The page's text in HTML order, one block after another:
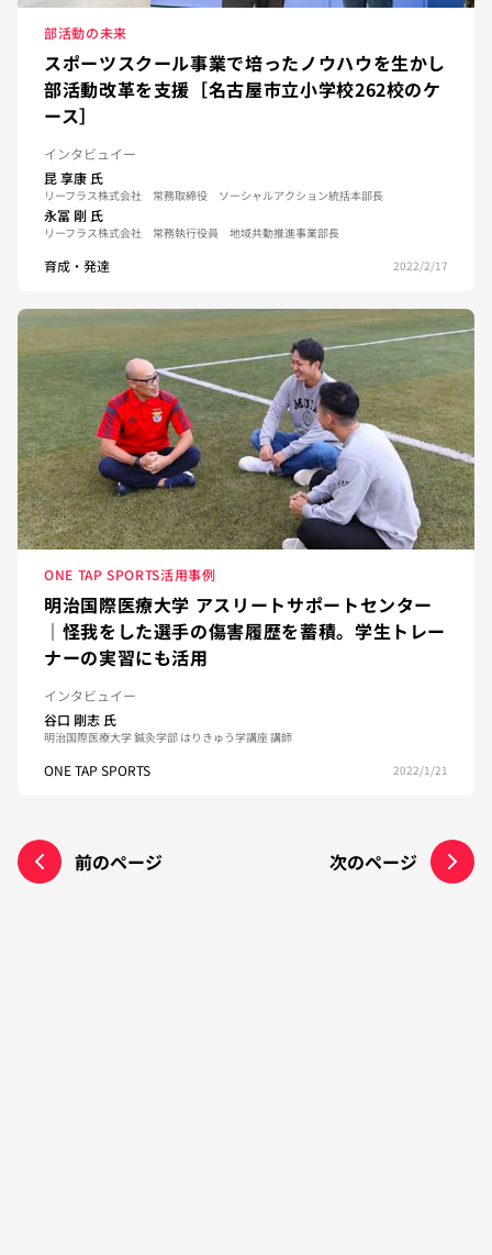
部活動の未来
スポーツスクール事業で培ったノウハウを生かし
部活動改革を支援［名古屋市立小学校262校のケ
ース］
インタビュイー
昆 享康 氏
リーフラス株式会社 常務取締役 ソーシャルアクション統括本部長
永冨 剛 氏
リーフラス株式会社 常務執行役員 地域共動推進事業部長
育成・発達 2022/2/17
ONE TAP SPORTS活用事例
明治国際医療大学 アスリートサポートセンター
｜怪我をした選手の傷害履歴を蓄積。学生トレー
ナーの実習にも活用
インタビュイー
谷口 剛志 氏
明治国際医療大学 鍼灸学部 はりきゅう学講座 講師
ONE TAP SPORTS 2022/1/21
前のページ 次のページ